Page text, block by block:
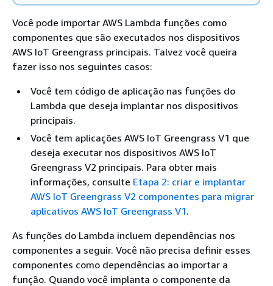
Você pode importar AWS Lambda funções como
componentes que são executados nos dispositivos
AWS IoT Greengrass principais. Talvez você queira
fazer isso nos seguintes casos:
Você tem código de aplicação nas funções do
Lambda que deseja implantar nos dispositivos
principais.
Você tem aplicações AWS IoT Greengrass V1 que
deseja executar nos dispositivos AWS IoT
Greengrass V2 principais. Para obter mais
informações, consulte Etapa 2: criar e implantar
AWS IoT Greengrass V2 componentes para migrar
aplicativos AWS IoT Greengrass V1.
As funções do Lambda incluem dependências nos
componentes a seguir. Você não precisa definir esses
componentes como dependências ao importar a
função. Quando você implanta o componente da